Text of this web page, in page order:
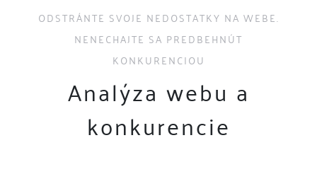
ODSTRÁNTE SVOJE NEDOSTATKY NA WEBE.
NENECHAJTE SA PREDBEHNÚT
KONKURENCIOU
Analýza webu a
konkurencie